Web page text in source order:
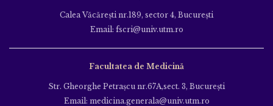
Calea Văcăreşti nr.189, sector 4, Bucureşti
Email: fscri@univ.utm.ro
Facultatea de Medicină
Str. Gheorghe Petraşcu nr.67A,sect. 3, Bucureşti
Email: medicina.generala@univ.utm.ro